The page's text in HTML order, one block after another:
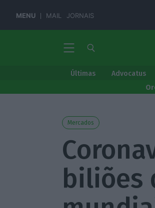
MENU MAIL JORNAIS
Últimas Advocatus
Mercados
biliões